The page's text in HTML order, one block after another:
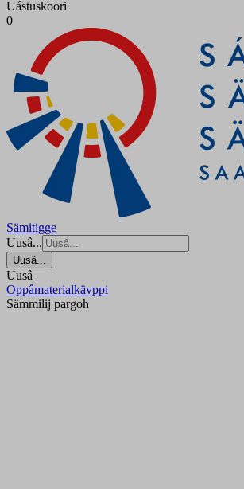
Uástuskoori
0
Sämitigge
Uusâ...
Uusâ...
Uusâ
Oppâmaterialkävppi
Sämmilij pargoh